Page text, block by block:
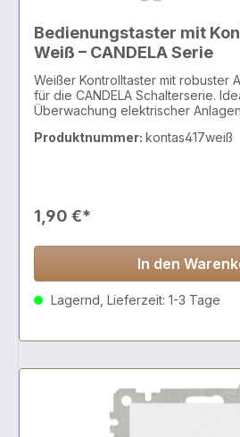
Bedienungstaster mit
Weiß – CANDELA Serie
Weißer Kontrolltaster mit robuster
für die CANDELA Schalterserie.
Überwachung elektrischer
Produktnummer: kontas417weiß
1,90 €*
In den
Lagernd, Lieferzeit: 1-3 Tage